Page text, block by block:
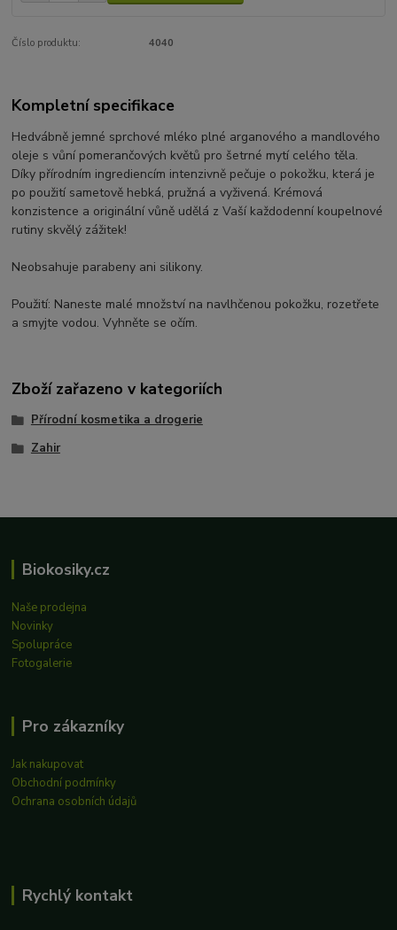
Číslo produktu: 4040
Kompletní specifikace
Hedvábně jemné sprchové mléko plné arganového a mandlového
oleje s vůní pomerančových květů pro šetrné mytí celého těla.
Díky přírodním ingrediencím intenzivně pečuje o pokožku, která je
po použití sametově hebká, pružná a vyživená. Krémová
konzistence a originální vůně udělá z Vaší každodenní koupelnové
rutiny skvělý zážitek!
Neobsahuje parabeny ani silikony.
Použití: Naneste malé množství na navlhčenou pokožku, rozetřete
a smyjte vodou. Vyhněte se očím.
Zboží zařazeno v kategoriích
Přírodní kosmetika a drogerie
Zahir
Biokosiky.cz
Naše prodejna
Novinky
Spolupráce
Fotogalerie
Pro zákazníky
Jak nakupovat
Obchodní podmínky
Ochrana osobních údajů
Rychlý kontakt